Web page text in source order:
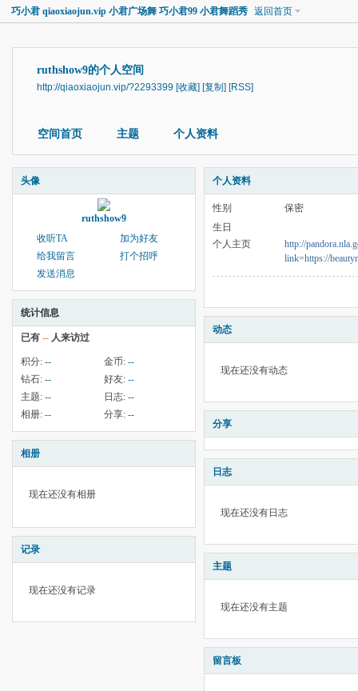
巧小君 qiaoxiaojun.vip 小君广场舞 巧小君99 小君舞蹈秀 返回首页
ruthshow9的个人空间
http://qiaoxiaojun.vip/?2293399 [收藏] [复制] [RSS]
空间首页 主题 个人资料
头像
ruthshow9
收听TA
加为好友
给我留言
打个招呼
发送消息
统计信息
已有 -- 人来访过
积分: -- 金币: --
钻石: -- 好友: --
主题: -- 日志: --
相册: -- 分享: --
相册
现在还没有相册
记录
现在还没有记录
个人资料
性别
保密
生日
个人主页
http://
link=https://
动态
现在还没有动态
分享
日志
现在还没有日志
主题
现在还没有主题
留言板